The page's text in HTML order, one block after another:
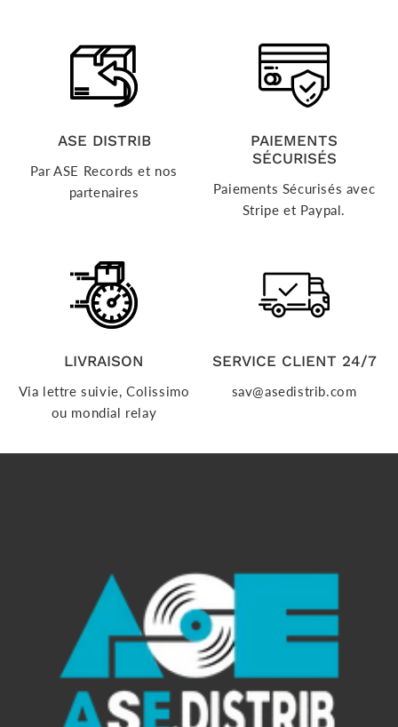
ASE DISTRIB
Par ASE Records et nos
partenaires
PAIEMENTS
SÉCURISÉS
Paiements Sécurisés avec
Stripe et Paypal.
LIVRAISON
Via lettre suivie, Colissimo
ou mondial relay
SERVICE CLIENT 24/7
sav@asedistrib.com